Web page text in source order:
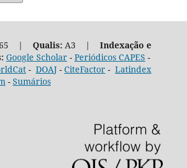
| Qualis:A3 | Indexação e
Google Scholar- Periódicos CAPES -
- DOAJ- CiteFactor- Latindex
- Sumários